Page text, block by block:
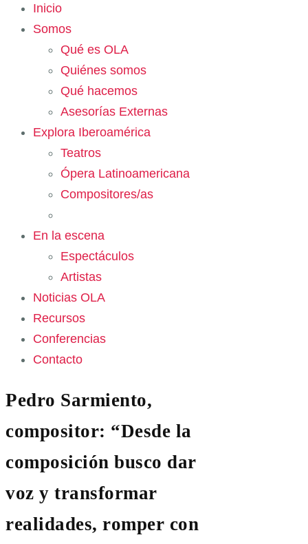
Inicio
Somos
Qué es OLA
Quiénes somos
Qué hacemos
Asesorías Externas
Explora Iberoamérica
Teatros
Ópera Latinoamericana
Compositores/as
En la escena
Espectáculos
Artistas
Noticias OLA
Recursos
Conferencias
Contacto
Pedro Sarmiento,
compositor: “Desde la
composición busco dar
voz y transformar
realidades, romper con